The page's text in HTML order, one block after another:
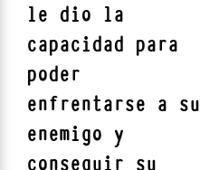
le dio la
capacidad para
poder
enfrentarse a su
enemigo y
conseguir su